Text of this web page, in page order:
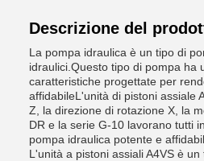
Descrizione del
La pompa idraulica è un tipo di
idraulici.Questo tipo di pompa ha
caratteristiche progettate per
affidabileL'unità di pistoni assiale
Z, la direzione di rotazione X, la
DR e la serie G-10 lavorano tutti
pompa idraulica potente e
L'unità a pistoni assiali A4VS è